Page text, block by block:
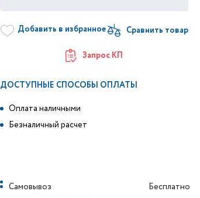
Добавить в избранное
Запрос КП
ДОСТУПНЫЕ СПОСОБЫ ОПЛАТЫ
Оплата наличными
Безналичный расчет
Самовывоз
Бесплатно